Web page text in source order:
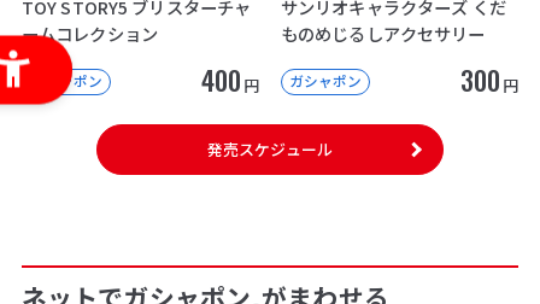
TOY STORY5 ブリスターチャ
ームコレクション
ガシャポン 400 円
サンリオキャラクターズ くだ
ものめじるしアクセサリー
ガシャポン 300 円
発売スケジュール